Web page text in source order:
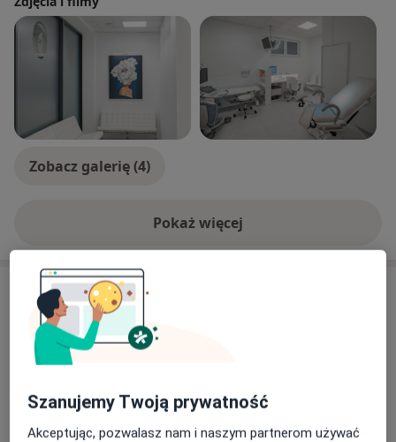
Zobacz galerię (4)
Pokaż więcejo doświadczeniu
Usługi i ceny
Konsultacja ginekologiczna
130 zł Szczegóły
Kolposkopia
Od 600 zł Szczegóły
Szanujemy Twoją prywatność
Akceptując, pozwalasz nam i naszym partnerom używać